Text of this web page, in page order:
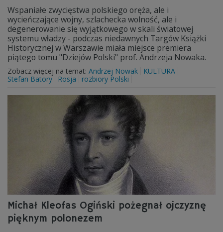
Wspaniałe zwycięstwa polskiego oręża, ale i
wycieńczające wojny, szlachecka wolność, ale i
degenerowanie się wyjątkowego w skali światowej
systemu władzy - podczas niedawnych Targów Książki
Historycznej w Warszawie miała miejsce premiera
piątego tomu "Dziejów Polski" prof. Andrzeja Nowaka.
Zobacz więcej na temat: Andrzej Nowak
KULTURA
Stefan Batory
Rosja rozbiory Polski
Michał Kleofas Ogiński pożegnał ojczyznę
pięknym polonezem